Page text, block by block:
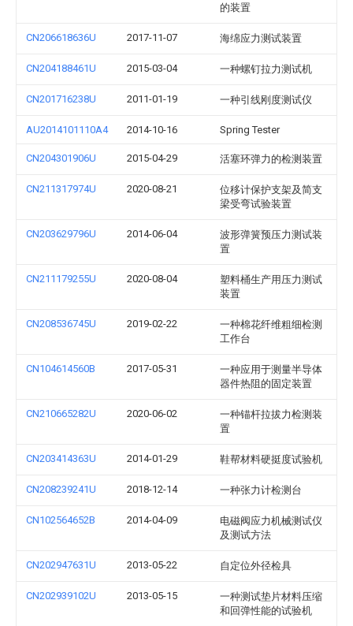
的装置
CN206618636U 2017-11-07 海绵应力测试装置
CN204188461U 2015-03-04 一种螺钉拉力测试机
CN201716238U 2011-01-19 一种引线刚度测试仪
AU2014101110A4 2014-10-16 Spring Tester
CN204301906U 2015-04-29 活塞环弹力的检测装置
CN211317974U 2020-08-21
位移计保护支架及简支
梁受弯试验装置
CN203629796U 2014-06-04
波形弹簧预压力测试装
置
CN211179255U 2020-08-04
塑料桶生产用压力测试
装置
CN208536745U 2019-02-22
一种棉花纤维粗细检测
工作台
CN104614560B 2017-05-31
一种应用于测量半导体
器件热阻的固定装置
CN210665282U 2020-06-02
一种锚杆拉拔力检测装
置
CN203414363U 2014-01-29 鞋帮材料硬挺度试验机
CN208239241U 2018-12-14 一种张力计检测台
CN102564652B 2014-04-09
电磁阀应力机械测试仪
及测试方法
CN202947631U 2013-05-22 自定位外径检具
CN202939102U 2013-05-15
一种测试垫片材料压缩
和回弹性能的试验机